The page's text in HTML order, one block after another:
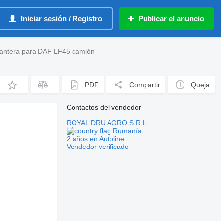
Iniciar sesión / Registro Publicar el anuncio
para DAF LF45 camión
PDF Compartir Queja
Contactos del vendedor
ROYAL DRU AGRO S.R.L.
Rumanía
2 años en Autoline
Vendedor verificado